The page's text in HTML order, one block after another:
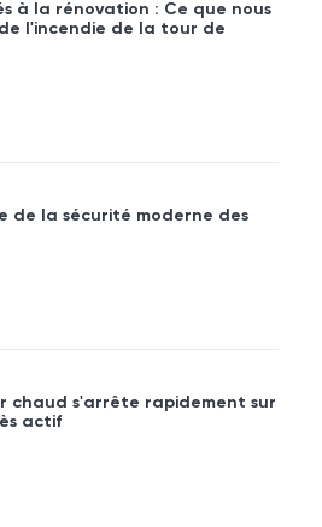
à la rénovation : Ce que nous
l'incendie de la tour de
de la sécurité moderne des
chaud s'arrête rapidement sur
actif